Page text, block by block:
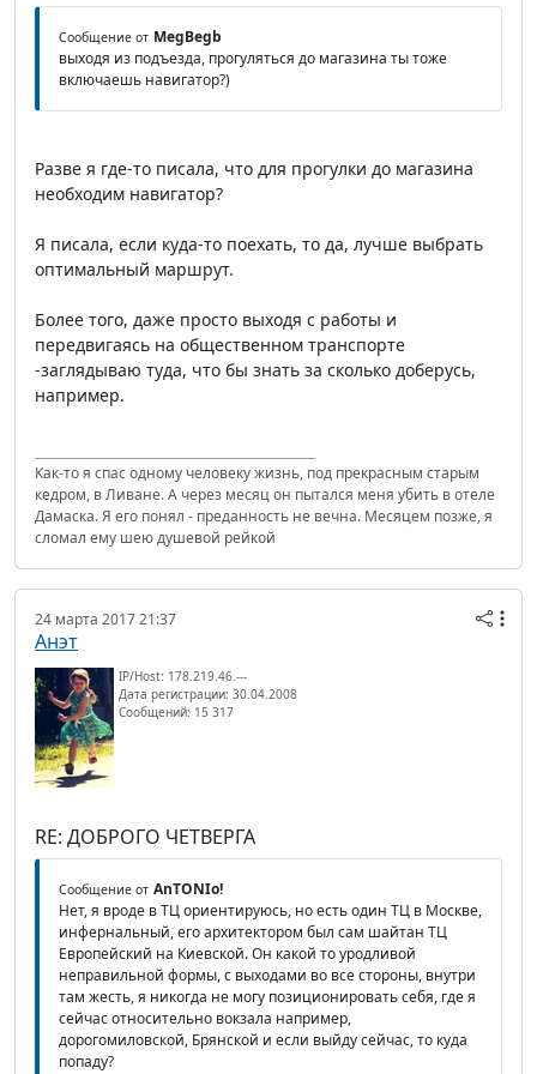
Сообщение от MegBegb
выходя из подъезда, прогуляться до магазина ты тоже
включаешь навигатор?)
Разве я где-то писала, что для прогулки до магазина
необходим навигатор?
Я писала, если куда-то поехать, то да, лучше выбрать
оптимальный маршрут.
Более того, даже просто выходя с работы и
передвигаясь на общественном транспорте
-заглядываю туда, что бы знать за сколько доберусь,
например.
Как-то я спас одному человеку жизнь, под прекрасным старым
кедром, в Ливане. А через месяц он пытался меня убить в отеле
Дамаска. Я его понял - преданность не вечна. Месяцем позже, я
сломал ему шею душевой рейкой
24 марта 2017 21:37
Анэт
IP/Host: 178.219.46.---
Дата регистрации: 30.04.2008
Сообщений: 15 317
RE: ДОБРОГО ЧЕТВЕРГА
Сообщение от AnTONIo!
Нет, я вроде в ТЦ ориентируюсь, но есть один ТЦ в Москве,
инфернальный, его архитектором был сам шайтан ТЦ
Европейский на Киевской. Он какой то уродливой
неправильной формы, с выходами во все стороны, внутри
там жесть, я никогда не могу позиционировать себя, где я
сейчас относительно вокзала например,
дорогомиловской, Брянской и если выйду сейчас, то куда
попаду?